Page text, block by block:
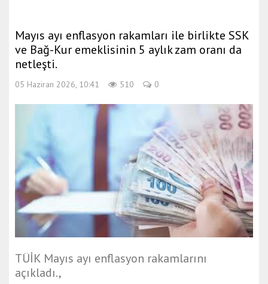
Mayıs ayı enflasyon rakamları ile birlikte SSK
ve Bağ-Kur emeklisinin 5 aylık zam oranı da
netleşti.
05 Haziran 2026, 10:41 510 0
TÜİK Mayıs ayı enflasyon rakamlarını
açıkladı.,